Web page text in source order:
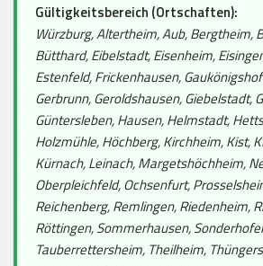
Gültigkeitsbereich (Ortschaften):
Würzburg, Altertheim, Aub, Bergtheim,
Bütthard, Eibelstadt, Eisenheim,
Estenfeld, Frickenhausen,
Gerbrunn, Geroldshausen, Giebelstadt,
Güntersleben, Hausen, Helmstadt,
Holzmühle, Höchberg, Kirchheim, Kist,
Kürnach, Leinach, Margetshöchheim,
Oberpleichfeld, Ochsenfurt,
Reichenberg, Remlingen, Riedenheim,
Röttingen, Sommerhausen,
Tauberrettersheim, Theilheim,